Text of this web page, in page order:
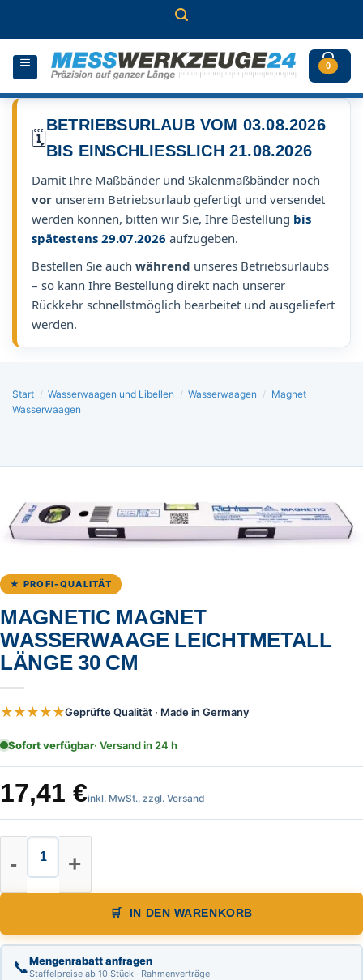
0
🗓️
BETRIEBSURLAUB VOM 03.08.2026
BIS EINSCHLIESSLICH 21.08.2026
Damit Ihre Maßbänder und Skalenmaßbänder noch
vor unserem Betriebsurlaub gefertigt und versendet
werden können, bitten wir Sie, Ihre Bestellung bis
spätestens 29.07.2026 aufzugeben.
Bestellen Sie auch während unseres Betriebsurlaubs
– so kann Ihre Bestellung direkt nach unserer
Rückkehr schnellstmöglich bearbeitet und ausgeliefert
werden.
Start / Wasserwaagen und Libellen / Wasserwaagen / Magnet
Wasserwaagen
★ PROFI-QUALITÄT
MAGNETIC MAGNET
WASSERWAAGE LEICHTMETALL
LÄNGE 30 CM
★★★★★Geprüfte Qualität · Made in Germany
Sofort verfügbar· Versand in 24 h
17,41 €inkl. MwSt., zzgl. Versand
MAGNETIC Magnet Wasserwaage
IN DEN WARENKORB
📞Mengenrabatt anfragen
Staffelpreise ab 10 Stück · Rahmenverträge